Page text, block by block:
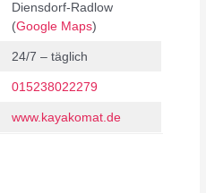
Diensdorf-Radlow
(Google Maps)
24/7 – täglich
015238022279
www.kayakomat.de